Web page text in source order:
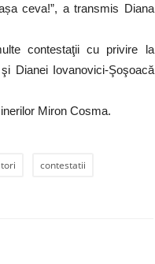
ceva!”, a transmis Diana
contestaţii cu privire la
Dianei Iovanovici-Şoşoacă
Miron Cosma.
contestatii